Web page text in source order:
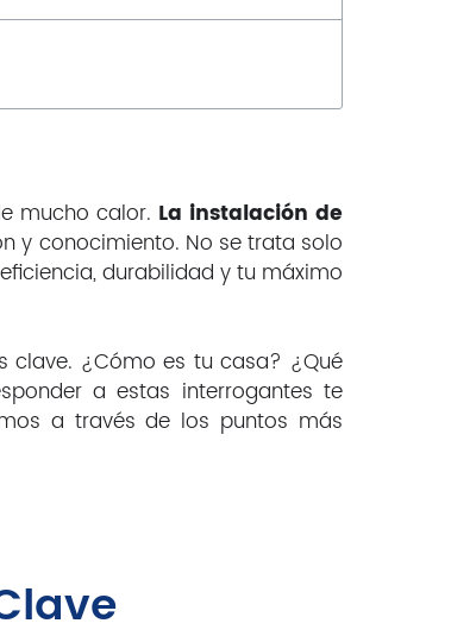
Inicio
Servicio Técnico
Catálogo de Productos
Blog
Contacto
mucho calor. La instalación de
y conocimiento. No se trata solo
durabilidad y tu máximo
clave. ¿Cómo es tu casa? ¿Qué
a estas interrogantes te
a través de los puntos más